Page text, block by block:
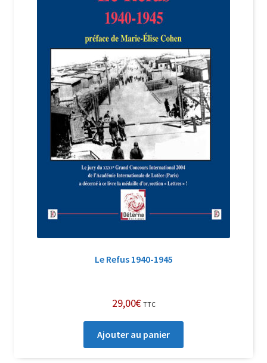
Politique de confidentialité et cookies
Qui sommes-nous ?
Soutien à Philippe Randa
Suivi de la Commande
Le Refus 1940-1945
29,00€ TTC
Ajouter au panier